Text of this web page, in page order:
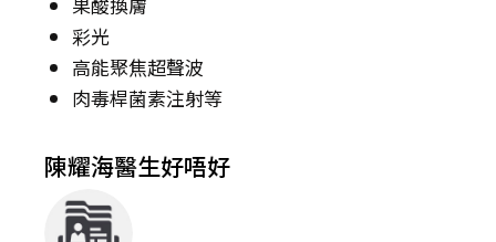
彩光
高能聚焦超聲波
肉毒桿菌素注射等
陳耀海醫生好唔好